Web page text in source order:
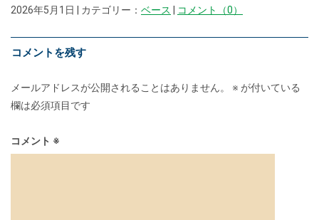
2026年5月1日 | カテゴリー： ベース コメント（0）
コメントを残す
メールアドレスが公開されることはありません。 ※ が付いている
欄は必須項目です
コメント ※